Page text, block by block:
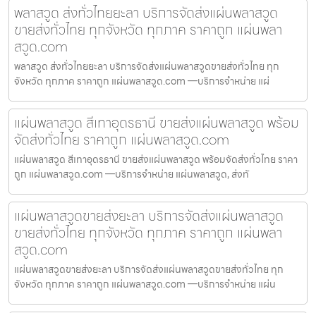
พลาสวูด ส่งทั่วไทยยะลา บริการจัดส่งแผ่นพลาสวูด
ขายส่งทั่วไทย ทุกจังหวัด ทุกภาค ราคาถูก แผ่นพลา
สวูด.com
พลาสวูด ส่งทั่วไทยยะลา บริการจัดส่งแผ่นพลาสวูดขายส่งทั่วไทย ทุก
จังหวัด ทุกภาค ราคาถูก แผ่นพลาสวูด.com —บริการจำหน่าย แผ่
แผ่นพลาสวูด สีเทาอุดรธานี ขายส่งแผ่นพลาสวูด พร้อม
จัดส่งทั่วไทย ราคาถูก แผ่นพลาสวูด.com
แผ่นพลาสวูด สีเทาอุดรธานี ขายส่งแผ่นพลาสวูด พร้อมจัดส่งทั่วไทย ราคา
ถูก แผ่นพลาสวูด.com —บริการจำหน่าย แผ่นพลาสวูด, ส่งทั
แผ่นพลาสวูดขายส่งยะลา บริการจัดส่งแผ่นพลาสวูด
ขายส่งทั่วไทย ทุกจังหวัด ทุกภาค ราคาถูก แผ่นพลา
สวูด.com
แผ่นพลาสวูดขายส่งยะลา บริการจัดส่งแผ่นพลาสวูดขายส่งทั่วไทย ทุก
จังหวัด ทุกภาค ราคาถูก แผ่นพลาสวูด.com —บริการจำหน่าย แผ่น